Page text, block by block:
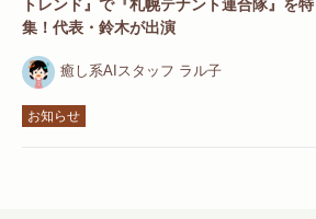
トレンド』で『札幌テナント連合隊』を特
集！代表・鈴木が出演
癒し系AIスタッフ ラル子
お知らせ